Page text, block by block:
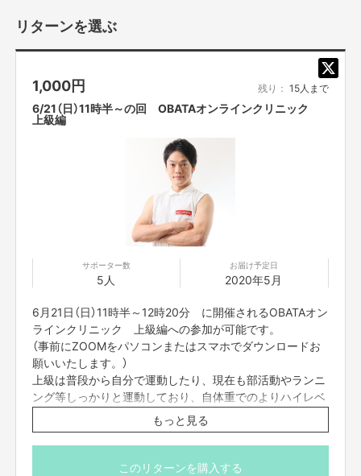
運動しており、自体重でのよりハイレベルなトレーニングをしたい人向け。
しくエクササイズをします！
また、笑いで心のエクササイズを行う企画「オバタイム」もございます！
・日本体育大学卒 アスリート芸人
・中高保健体育教諭免許
キッズコーディネーショントレーナー
メンタルトレーニングスペシャリスト
の資格を有するおばたのお兄さんが、1対１であなたを楽しませます！
エクササイズメニューは下記からの選択制になります。
メニューとご指示ください。
・カスタムものまねショー
・パーソナルメンタルトレーニング
実体験やメンタルトレーナーの資格を活かしおばた流の楽しいメンタルト
レーニングをします。）
・お歌のお兄さん（歌うま番組等出演多数のお兄さんが、即興ソングを歌い
ます。もちろん一緒に歌いましょう！）
・おばたのお兄さんに相談したい。
（取り扱い説明書の通り、様々な体験をしてきました！そんな、おばたのお
兄さんがあなたの悩みの相談に応えます。）
リターンを選ぶ
1,000円 残り： 15人まで
6/21（日）11時半～の回 OBATAオンラインクリニック
上級編
サポーター数
5人
お届け予定日
2020年5月
6月21日（日）11時半～12時20分 に開催されるOBATAオン
ラインクリニック 上級編への参加が可能です。
（事前にZOOMをパソコンまたはスマホでダウンロードお
願いいたします。）
上級は普段から自分で運動したり、現在も部活動やランニ
ング等しっかりと運動しており、自体重でのよりハイレベ
ルなトレーニングをしたい人向けです。
当日は、動きやすい格好且つ、畳1畳分のスペースのある
ところでご参加ください。
もっと見る
このリターンを購入する